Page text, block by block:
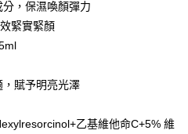
額度不足之情形，本公司將視審查結果
戶之使用額度並採取法律行動。
上)免運費
上)免運費
上)免運費
分，保濕喚顏彈力
緊實緊顏
賦予明亮光澤
乙基維他命C+5% 維